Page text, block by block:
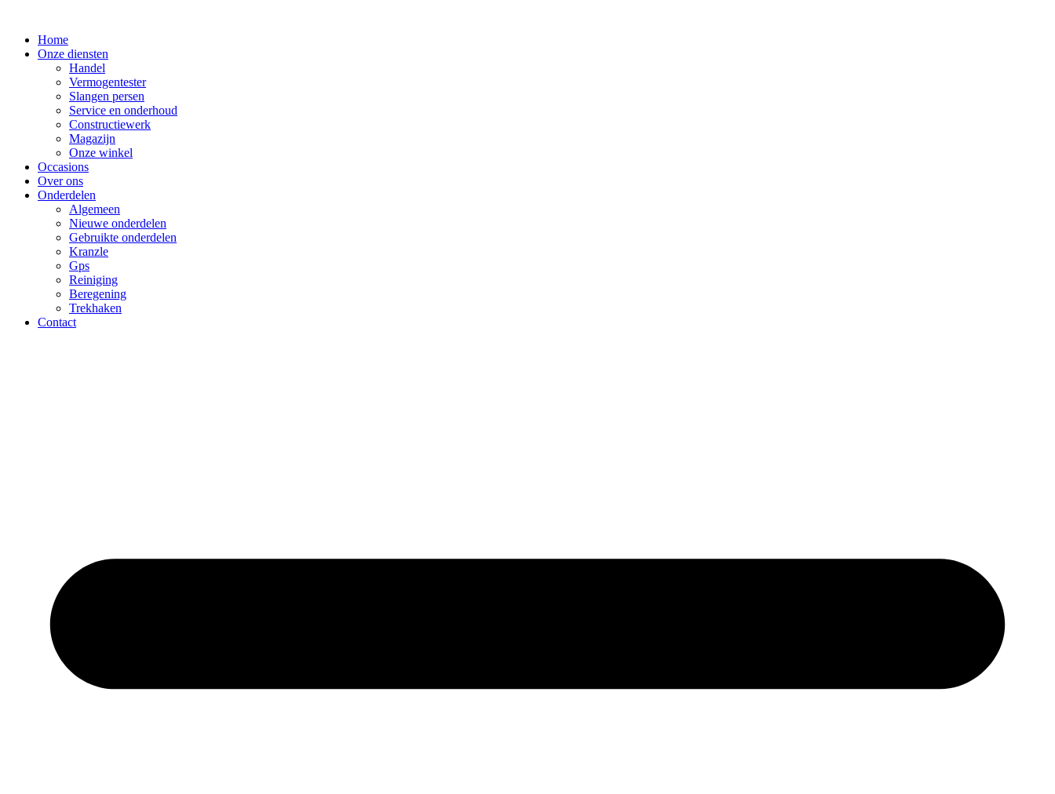
inhoud
Home
Onze diensten
Handel
Vermogentester
Slangen persen
Service en onderhoud
Constructiewerk
Magazijn
Onze winkel
Occasions
Over ons
Onderdelen
Algemeen
Nieuwe onderdelen
Gebruikte onderdelen
Kranzle
Gps
Reiniging
Beregening
Trekhaken
Contact